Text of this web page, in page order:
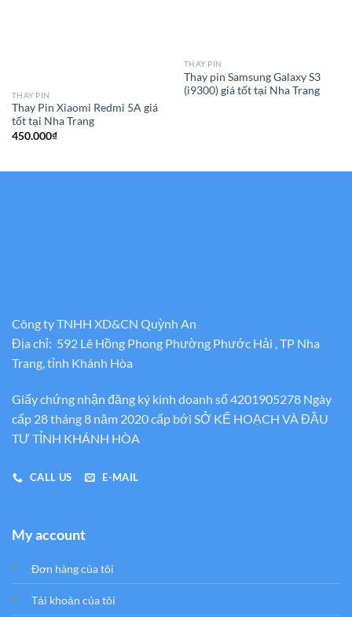
THAY PIN
Thay Pin Xiaomi Redmi 5A giá
tốt tại Nha Trang
450.000₫
THAY PIN
Thay pin Samsung Galaxy S3
(i9300) giá tốt tại Nha Trang
Công ty TNHH XD&CN Quỳnh An
Địa chỉ: 592 Lê Hồng Phong Phường Phước Hải , TP Nha
Trang, tỉnh Khánh Hòa
Giấy chứng nhận đăng ký kinh doanh số 4201905278 Ngày
cấp 28 tháng 8 năm 2020 cấp bới SỞ KẾ HOẠCH VÀ ĐẦU
TƯ TỈNH KHÁNH HÒA
CALL US E-MAIL
My account
Đơn hàng của tôi
Tải khoản của tôi